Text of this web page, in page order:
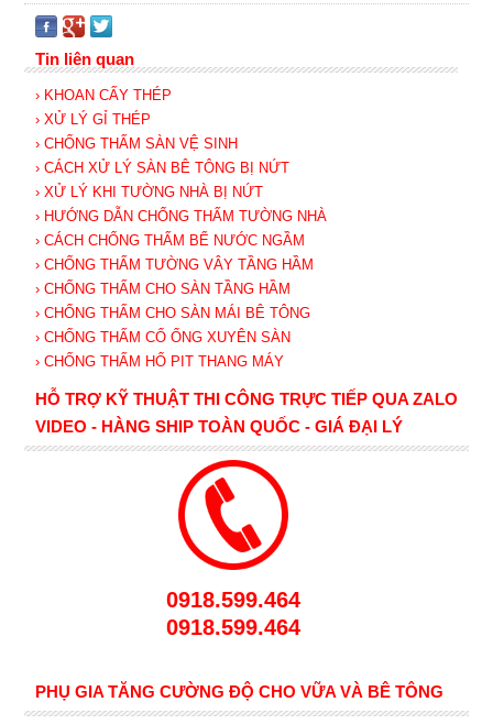
Tin liên quan
› KHOAN CẤY THÉP
› XỬ LÝ GỈ THÉP
› CHỐNG THẤM SÀN VỆ SINH
› CÁCH XỬ LÝ SÀN BÊ TÔNG BỊ NỨT
› XỬ LÝ KHI TƯỜNG NHÀ BỊ NỨT
› HƯỚNG DẪN CHỐNG THẤM TƯỜNG NHÀ
› CÁCH CHỐNG THẤM BỂ NƯỚC NGẦM
› CHỐNG THẤM TƯỜNG VÂY TẦNG HẦM
› CHỐNG THẤM CHO SÀN TẦNG HẦM
› CHỐNG THẤM CHO SÀN MÁI BÊ TÔNG
› CHỐNG THẤM CỔ ỐNG XUYÊN SÀN
› CHỐNG THẤM HỐ PIT THANG MÁY
HỖ TRỢ KỸ THUẬT THI CÔNG TRỰC TIẾP QUA ZALO
VIDEO - HÀNG SHIP TOÀN QUỐC - GIÁ ĐẠI LÝ
0918.599.464
0918.599.464
PHỤ GIA TĂNG CƯỜNG ĐỘ CHO VỮA VÀ BÊ TÔNG